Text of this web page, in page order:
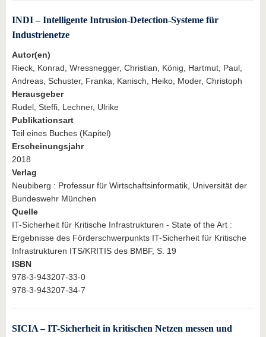
INDI – Intelligente Intrusion-Detection-Systeme für
Industrienetze
Autor(en)
Rieck, Konrad, Wressnegger, Christian, König, Hartmut, Paul,
Andreas, Schuster, Franka, Kanisch, Heiko, Moder, Christoph
Herausgeber
Rudel, Steffi, Lechner, Ulrike
Publikationsart
Teil eines Buches (Kapitel)
Erscheinungsjahr
2018
Verlag
Neubiberg : Professur für Wirtschaftsinformatik, Universität der
Bundeswehr München
Quelle
IT-Sicherheit für Kritische Infrastrukturen - State of the Art :
Ergebnisse des Förderschwerpunkts IT-Sicherheit für Kritische
Infrastrukturen ITS/KRITIS des BMBF, S. 19
ISBN
978-3-943207-33-0
978-3-943207-34-7
SICIA – IT-Sicherheit in kritischen Netzen messen und